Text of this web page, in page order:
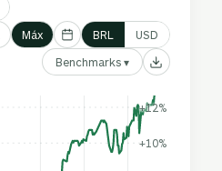
Máx BRL USD
Benchmarks ▾
+10%
+12%